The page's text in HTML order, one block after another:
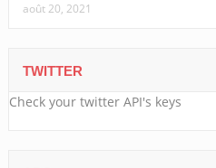
août 20, 2021
TWITTER
Check your twitter API's keys